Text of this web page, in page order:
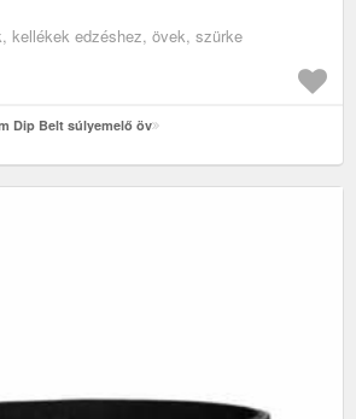
kellékek edzéshez, övek, szürke
Dip Belt súlyemelő öv